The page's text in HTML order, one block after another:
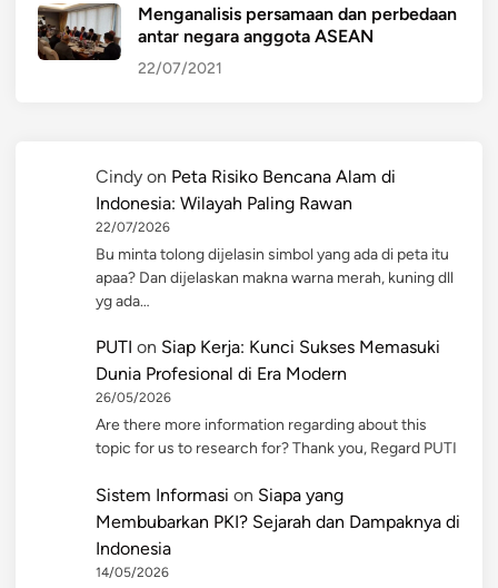
Menganalisis persamaan dan perbedaan
antar negara anggota ASEAN
22/07/2021
Cindy on Peta Risiko Bencana Alam di
Indonesia: Wilayah Paling Rawan
22/07/2026
Bu minta tolong dijelasin simbol yang ada di peta itu
apaa? Dan dijelaskan makna warna merah, kuning dll
yg ada…
PUTI on Siap Kerja: Kunci Sukses Memasuki
Dunia Profesional di Era Modern
26/05/2026
Are there more information regarding about this
topic for us to research for? Thank you, Regard PUTI
Sistem Informasi on Siapa yang
Membubarkan PKI? Sejarah dan Dampaknya di
Indonesia
14/05/2026